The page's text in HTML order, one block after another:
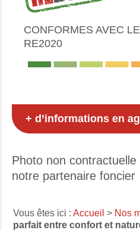
CONFORMES AVEC
RE2020
+ d’informations en
Photo non
notre partenaire foncier
Vous êtes ici :Accueil > Nos
parfait entre confort et